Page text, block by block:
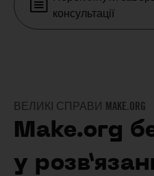
консультації
ВЕЛИКІ СПРАВИ MAKE.ORG
Make.org
у